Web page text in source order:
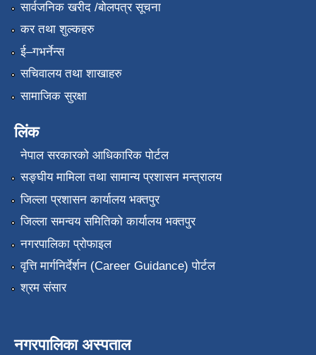
सार्वजनिक खरीद /बोलपत्र सूचना
कर तथा शुल्कहरु
ई–गभर्नेन्स
सचिवालय तथा शाखाहरु
सामाजिक सुरक्षा
लिंक
नेपाल सरकारको आधिकारिक पोर्टल
सङ्‍घीय मामिला तथा सामान्य प्रशासन मन्त्रालय
जिल्ला प्रशासन कार्यालय भक्तपुर
जिल्ला समन्वय समितिको कार्यालय भक्तपुर
नगरपालिका प्रोफाइल
वृत्ति मार्गनिर्देर्शन (Career Guidance) पोर्टल
श्रम संसार
नगरपालिका अस्पताल